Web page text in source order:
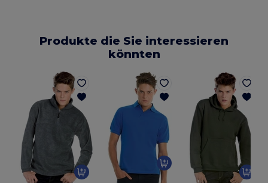
Produkte die Sie interessieren
könnten